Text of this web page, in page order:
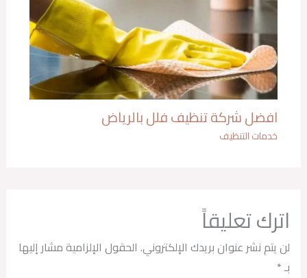
افضل شركة تنظيف فلل بالرياض
خدمات التنظيف
اترك تعليقاً
لن يتم نشر عنوان بريدك الإلكتروني. الحقول الإلزامية مشار إليها
بـ*